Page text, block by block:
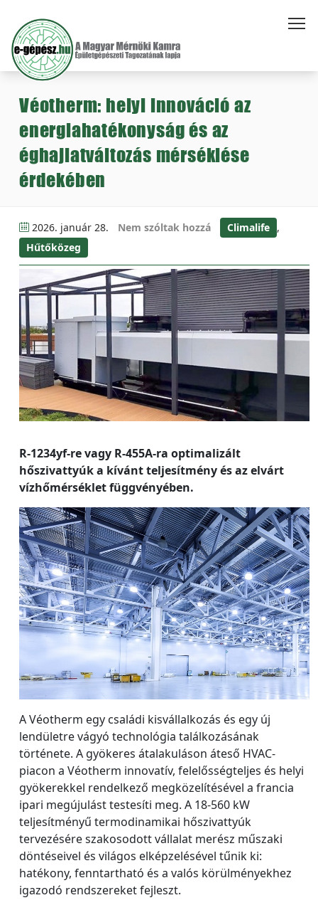
Véotherm: helyi innováció az
energiahatékonyság és az
éghajlatváltozás mérséklése
érdekében
2026. január 28. Nem szóltak hozzá Climalife ,
Hűtőközeg
R-1234yf-re vagy R-455A-ra optimalizált
hőszivattyúk a kívánt teljesítmény és az elvárt
vízhőmérséklet függvényében.
A Véotherm egy családi kisvállalkozás és egy új
lendületre vágyó technológia találkozásának
története. A gyökeres átalakuláson áteső HVAC-
piacon a Véotherm innovatív, felelősségteljes és helyi
gyökerekkel rendelkező megközelítésével a francia
ipari megújulást testesíti meg. A 18-560 kW
teljesítményű termodinamikai hőszivattyúk
tervezésére szakosodott vállalat merész műszaki
döntéseivel és világos elképzelésével tűnik ki:
hatékony, fenntartható és a valós körülményekhez
igazodó rendszereket fejleszt.